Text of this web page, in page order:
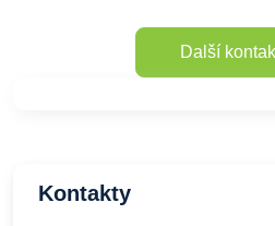
Další
Kontakty